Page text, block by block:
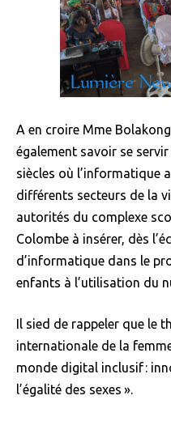
A en croire Mme
également savoir se
siècles où l’informatique
différents secteurs de la
autorités du complexe
Colombe à insérer, dès
d’informatique dans le
enfants à l’utilisation du
Il sied de rappeler que le
internationale de la
monde digital inclusif :
l’égalité des sexes ».